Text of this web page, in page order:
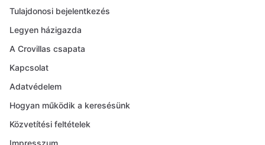
Tulajdonosi bejelentkezés
Legyen házigazda
A Crovillas csapata
Kapcsolat
Adatvédelem
Hogyan működik a keresésünk
Közvetítési feltételek
Impresszum